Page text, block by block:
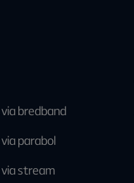
bredband
parabol
stream